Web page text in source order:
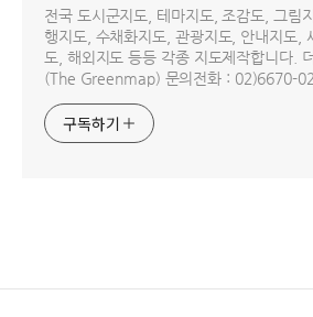
전국 도시군지도, 테마지도, 조감도, 그림
행지도, 수채화지도, 관광지도, 안내지도,
도, 해외지도 등등 각종 지도제작합니다.
(The Greenmap) 문의전화 : 02)6670-
구독하기